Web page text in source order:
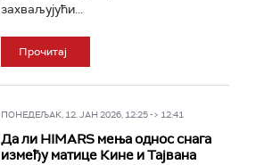
захваљујући...
Прочитај
ПОНЕДЕЉАК, 12. ЈАН 2026, 12:25 -> 12:41
Да ли HIMARS мења однос снага
између матице Кине и Тајвана